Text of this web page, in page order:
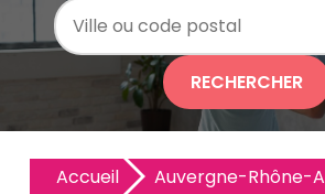
RECHERCHER
Accueil Auvergne-Rhône-